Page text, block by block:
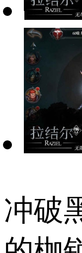
冲破